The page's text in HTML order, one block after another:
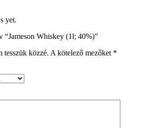
yet.
“Jameson Whiskey (1l; 40%)”
tesszük közzé. A kötelező mezőket *